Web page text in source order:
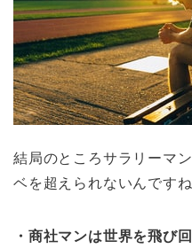
結局のところサラリーマ
ベを超えられないんですね
・商社マンは世界を飛び